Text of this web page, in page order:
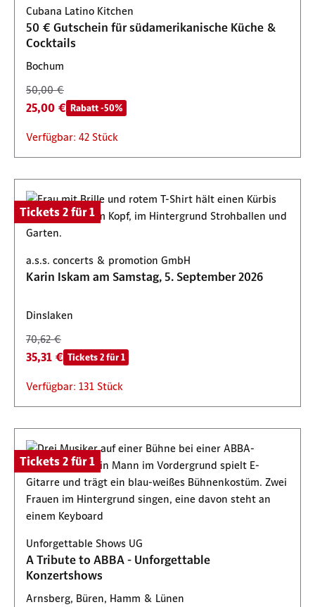
Verfügbar: 1 Stück
Verfügbar: 1 Stück
Verfügbar: 100 Stück
Verfügbar: 220 Stück
Cubana Latino Kitchen
50 € Gutschein für südamerikanische Küche &
Cocktails
Bochum
50,00 €
25,00 € Rabatt -50%
Verfügbar: 42 Stück
Tickets 2 für 1
a.s.s. concerts & promotion GmbH
Karin Iskam am Samstag, 5. September 2026
Dinslaken
70,62 €
35,31 € Tickets 2 für 1
Verfügbar: 131 Stück
Tickets 2 für 1
Unforgettable Shows UG
A Tribute to ABBA - Unforgettable
Konzertshows
Arnsberg, Büren, Hamm & Lünen